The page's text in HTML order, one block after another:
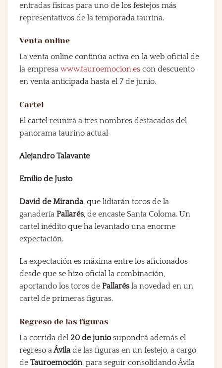
entradas físicas para uno de los festejos más
representativos de la temporada taurina.
Venta online
La venta online continúa activa en la web oficial de
la empresa www.tauroemocion.es con descuento
en venta anticipada hasta el 7 de junio.
Cartel
El cartel reunirá a tres nombres destacados del
panorama taurino actual
Alejandro Talavante
Emilio de Justo
David de Miranda , que lidiarán toros de la
ganadería Pallarés , de encaste Santa Coloma. Un
cartel inédito que ha levantado una enorme
expectación.
La expectación es máxima entre los aficionados
desde que se hizo oficial la combinación,
aportando los toros de Pallarés la novedad en un
cartel de primeras figuras.
Regreso de las figuras
La corrida del 20 de juniosupondrá además el
regreso aÁvilade las figuras en un festejo, a cargo
de Tauroemoción, para seguir consolidando Ávila